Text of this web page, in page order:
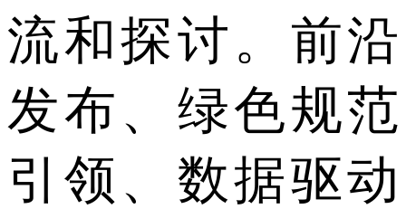
流和探讨。前沿
发布、绿色规范
引领、数据驱动